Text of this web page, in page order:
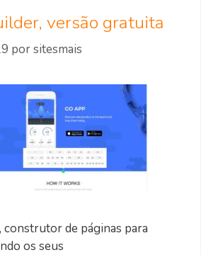
versão gratuita
porsitesmais
de páginas para
os seus